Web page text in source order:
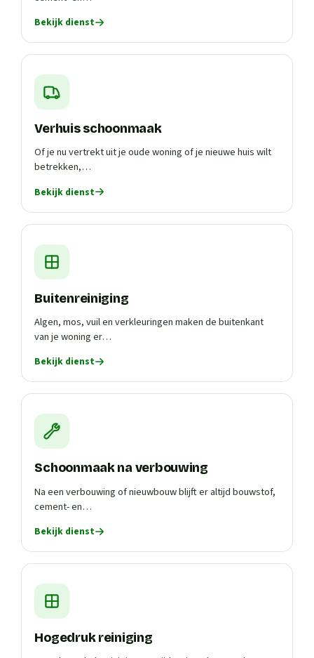
Bekijk dienst
Verhuis schoonmaak
Of je nu vertrekt uit je oude woning of je nieuwe huis wilt
betrekken,…
Bekijk dienst
Buitenreiniging
Algen, mos, vuil en verkleuringen maken de buitenkant
van je woning er…
Bekijk dienst
Schoonmaak na verbouwing
Na een verbouwing of nieuwbouw blijft er altijd bouwstof,
cement- en…
Bekijk dienst
Hogedruk reiniging